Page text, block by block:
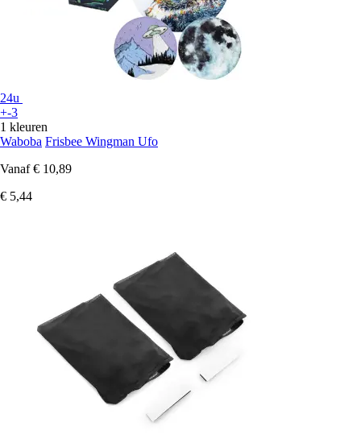
24u
+-3
1 kleuren
Waboba Frisbee Wingman Ufo
Vanaf € 10,89
€ 5,44